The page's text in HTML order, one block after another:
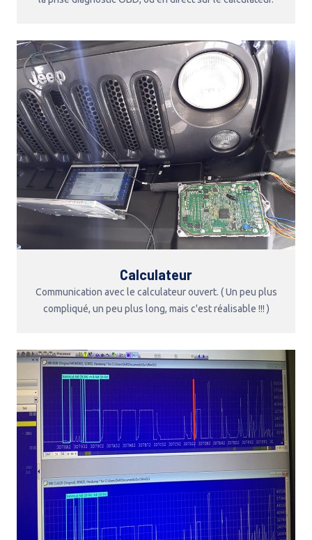
Calculateur
Communication avec le calculateur ouvert. ( Un peu plus
compliqué, un peu plus long, mais c'est réalisable !!! )